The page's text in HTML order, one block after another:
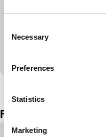
Selection
Necessary
Preferences
Statistics
Marketing
Focus: Katja Raganelli
Varda keert terug naar
Film details